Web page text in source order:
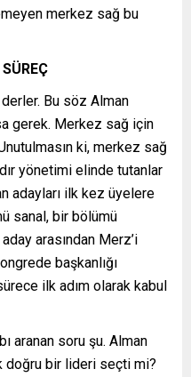
merkez sağ bu
derler. Bu söz Alman
gerek. Merkez sağ için
ki, merkez sağ
yönetimi elinde tutanlar
adayları ilk kez üyelere
sanal, bir bölümü
arasından Merz’i
başkanlığı
ilk adım olarak kabul
aranan soru şu. Alman
doğru bir lideri seçti mi?